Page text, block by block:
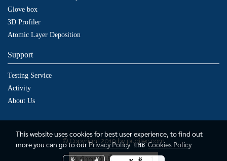
Glove box
3D Profiler
Atomic Layer Deposition
Support
Testing Service
Activity
About Us
© Copyright 2019 by puditec.com
ผู้เข้าชมวันนี้ 1
This website uses cookies for best user experience, to find out
more you can go to ourPrivacy PolicyและCookies Policy